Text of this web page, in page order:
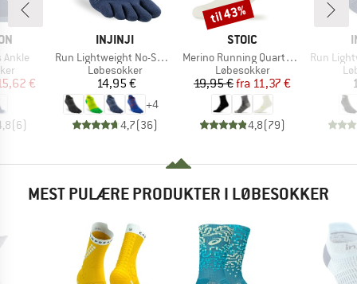
Ankle
pris
€
(6)
MÆRKE
INJINJI
Artikel
Run Lightweight No-Show
Produktgruppe
Løbesokker
Pris
14,95 €
+4
4,7(36)
MÆRKE
STOIC
Artikel
Merino Running Quarter+ light socks
Produktgruppe
Løbesokker
Pris
19,95 € Nedsat pris
fra 11,37 €
4,8(79)
Rabat
til 43%
Artikel
Run
MEST PULÆRE PRODUKTER I LØBESOKKER